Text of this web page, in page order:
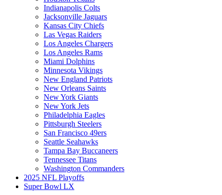
Indianapolis Colts
Jacksonville Jaguars
Kansas City Chiefs
Las Vegas Raiders
Los Angeles Chargers
Los Angeles Rams
Miami Dolphins
Minnesota Vikings
New England Patriots
New Orleans Saints
New York Giants
New York Jets
Philadelphia Eagles
Pittsburgh Steelers
San Francisco 49ers
Seattle Seahawks
Tampa Bay Buccaneers
Tennessee Titans
Washington Commanders
2025 NFL Playoffs
Super Bowl LX